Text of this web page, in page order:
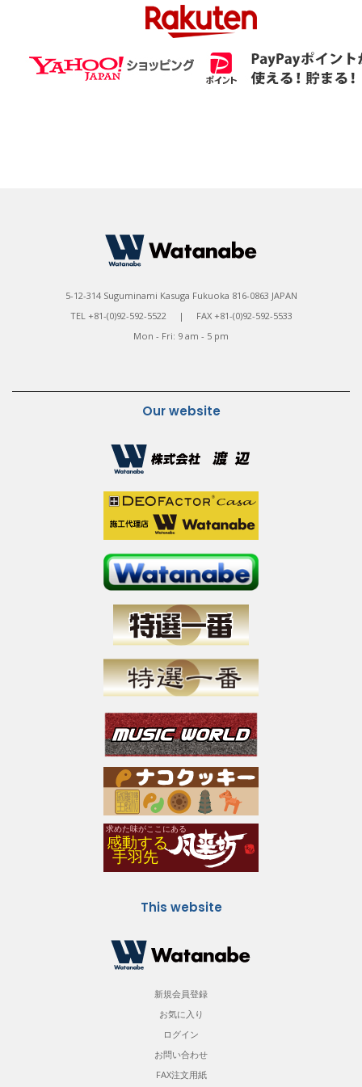
5-12-314 Suguminami Kasuga Fukuoka 816-0863 JAPAN
TEL +81-(0)92-592-5522 | FAX +81-(0)92-592-5533
Mon - Fri: 9 am - 5 pm
Our website
This website
新規会員登録
お気に入り
ログイン
お問い合わせ
FAX注文用紙